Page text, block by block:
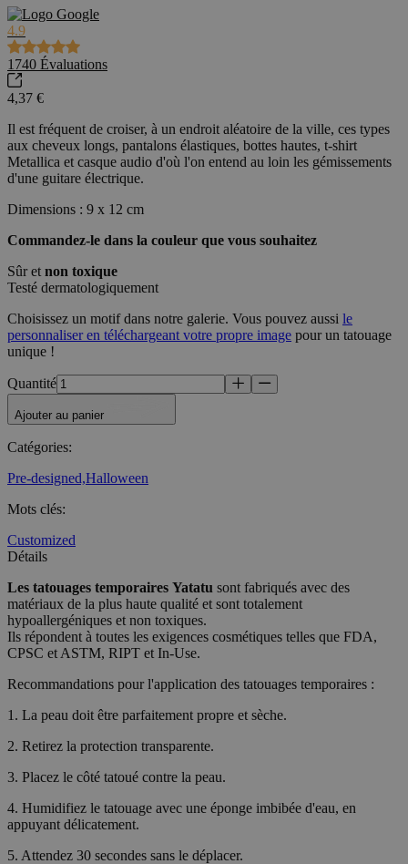
4.9
1740 Évaluations
4,37 €
Il est fréquent de croiser, à un endroit aléatoire de la ville, ces types
aux cheveux longs, pantalons élastiques, bottes hautes, t-shirt
Metallica et casque audio d'où l'on entend au loin les gémissements
d'une guitare électrique.
Dimensions : 9 x 12 cm
Commandez-le dans la couleur que vous souhaitez
Sûr et non toxique
Testé dermatologiquement
Choisissez un motif dans notre galerie. Vous pouvez aussi le
personnaliser en téléchargeant votre propre image pour un tatouage
unique !
Quantité
Ajouter au panier
Catégories:
Pre-designed,Halloween
Mots clés:
Customized
Détails
Les tatouages temporaires Yatatu sont fabriqués avec des
matériaux de la plus haute qualité et sont totalement
hypoallergéniques et non toxiques.
Ils répondent à toutes les exigences cosmétiques telles que FDA,
CPSC et ASTM, RIPT et In-Use.
Recommandations pour l'application des tatouages temporaires :
1. La peau doit être parfaitement propre et sèche.
2. Retirez la protection transparente.
3. Placez le côté tatoué contre la peau.
4. Humidifiez le tatouage avec une éponge imbibée d'eau, en
appuyant délicatement.
5. Attendez 30 secondes sans le déplacer.